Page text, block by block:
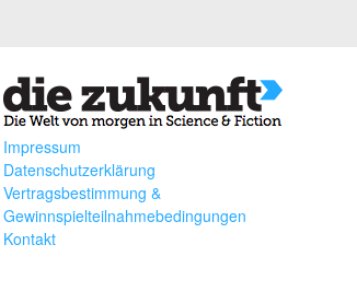
Impressum
Datenschutzerklärung
Vertragsbestimmung &
Gewinnspielteilnahmebedingungen
Kontakt